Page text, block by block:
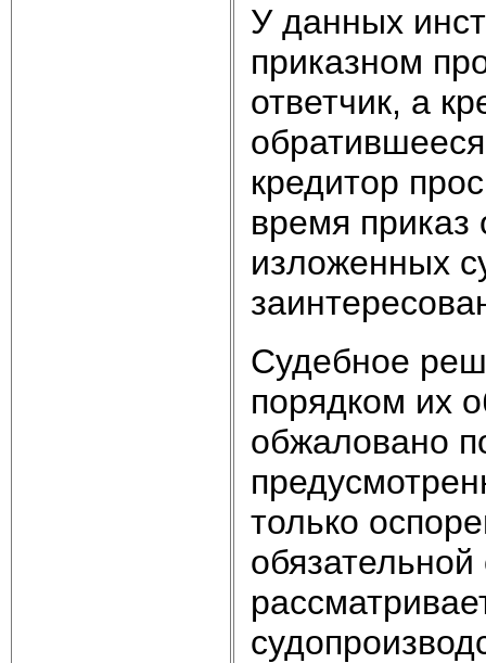
У данных
приказном
ответчик, а
кредитор
время приказ
изложенных
Судебное
порядком их
обжаловано
только